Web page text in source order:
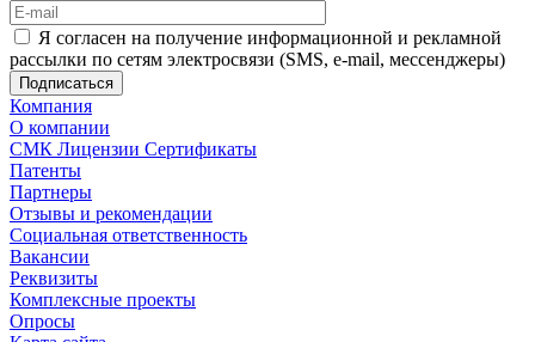
Я согласен на получение информационной и рекламной
рассылки по сетям электросвязи (SMS, e-mail, мессенджеры)
Компания
О компании
СМК Лицензии Сертификаты
Патенты
Партнеры
Отзывы и рекомендации
Социальная ответственность
Вакансии
Реквизиты
Комплексные проекты
Опросы